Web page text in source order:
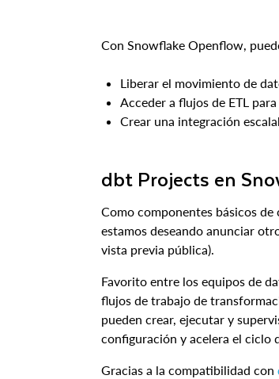
Con Snowflake Openflow,
Liberar el movimiento de
Acceder a flujos de ETL
Crear una integración
dbt Projects en
Como componentes básicos
estamos deseando anunciar
vista previa pública).
Favorito entre los equipos de
flujos de trabajo de
pueden crear, ejecutar y
configuración y acelera el ciclo
Gracias a la compatibilidad con